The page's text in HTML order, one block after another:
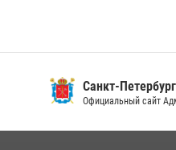
Санкт-Петербург
Официальный сайт